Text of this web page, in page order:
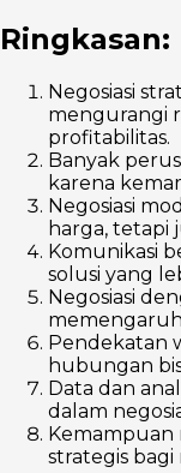
Ringkasan:
Negosiasi
mengurangi
profitabilitas.
Banyak
karena
Negosiasi
harga, tetapi
Komunikasi
solusi yang
Negosiasi
Pendekatan
hubungan
Data dan
dalam
Kemampuan
strategis bagi